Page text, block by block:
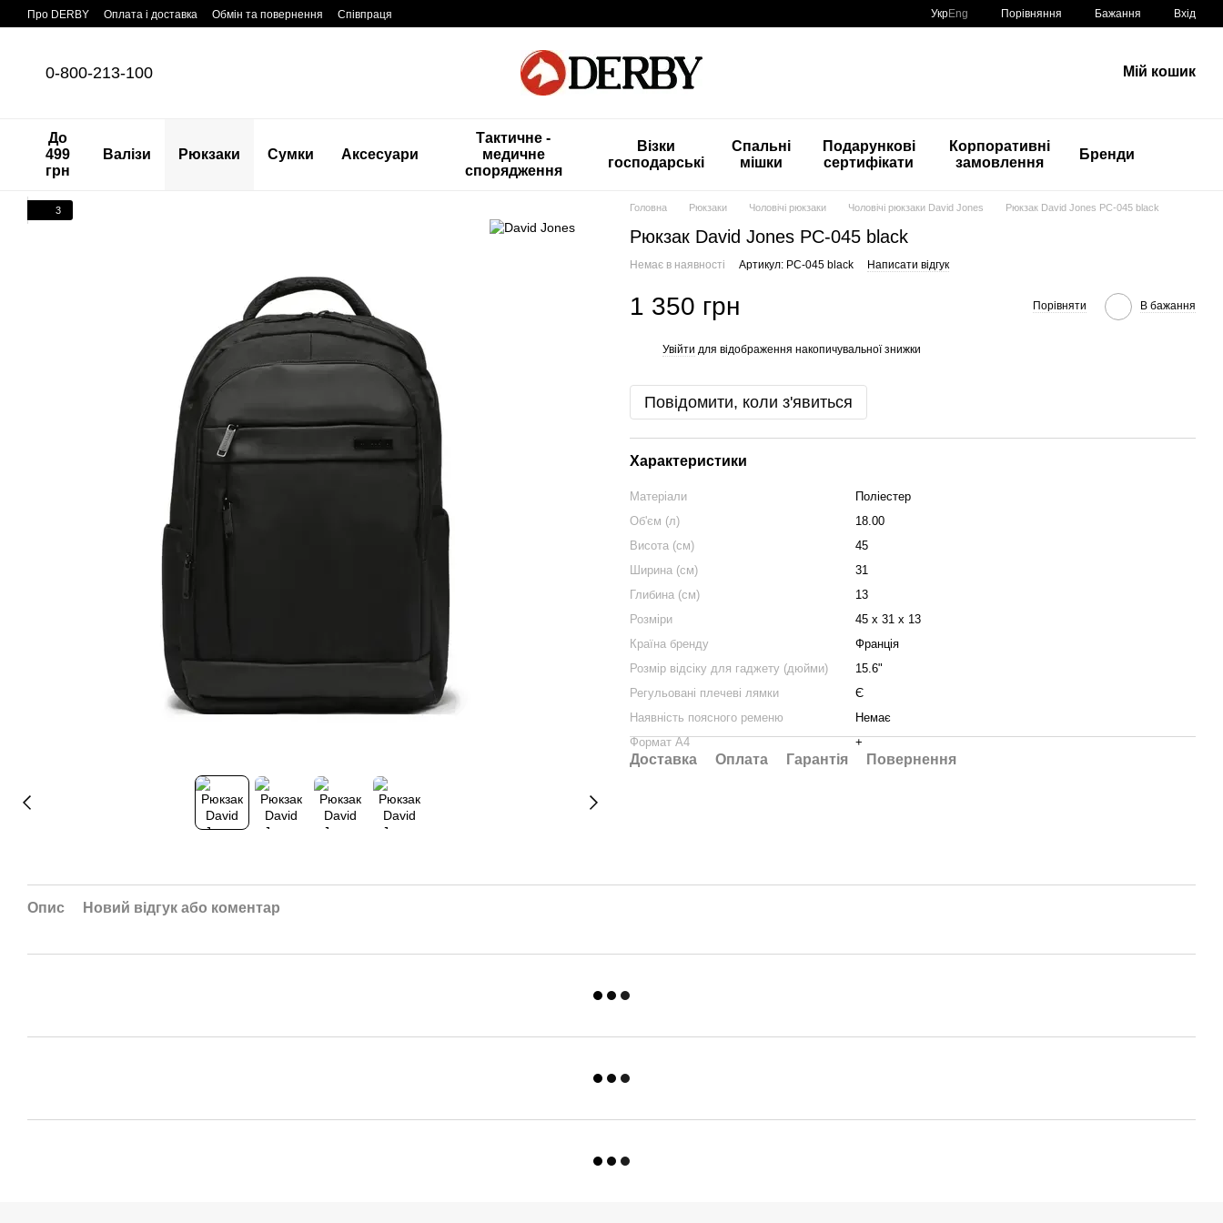
Перейти до основного контенту
Про DERBY Оплата і доставка Обмін та повернення Співпраця УкрEng Порівняння Бажання Вхід
0-800-213-100 Мій кошик
До
499
грн
Валізи Рюкзаки Сумки Аксесуари
Тактичне -
медичне
спорядження
Візки
господарські
Спальні
мішки
Подарункові
сертифікати
Корпоративні
замовлення
Бренди
3 Головна Рюкзаки Чоловічі рюкзаки Чоловічі рюкзаки David Jones Рюкзак David Jones PC-045 black
Рюкзак David Jones PC-045 black
Немає в наявності Артикул: PC-045 black Написати відгук
1 350 грн Порівняти В бажання
Увійти для відображення накопичувальної знижки
Повідомити, коли з'явиться
Характеристики
Матеріали
Поліестер
Об'єм (л)
18.00
Висота (см)
45
Ширина (см)
31
Глибина (см)
13
Розміри
45 х 31 х 13
Країна бренду
Франція
Розмір відсіку для гаджету (дюйми)
15.6"
Регульовані плечеві лямки
Є
Наявність поясного ременю
Немає
Формат А4
+
Доставка Оплата Гарантія Повернення
Опис Новий відгук або коментар